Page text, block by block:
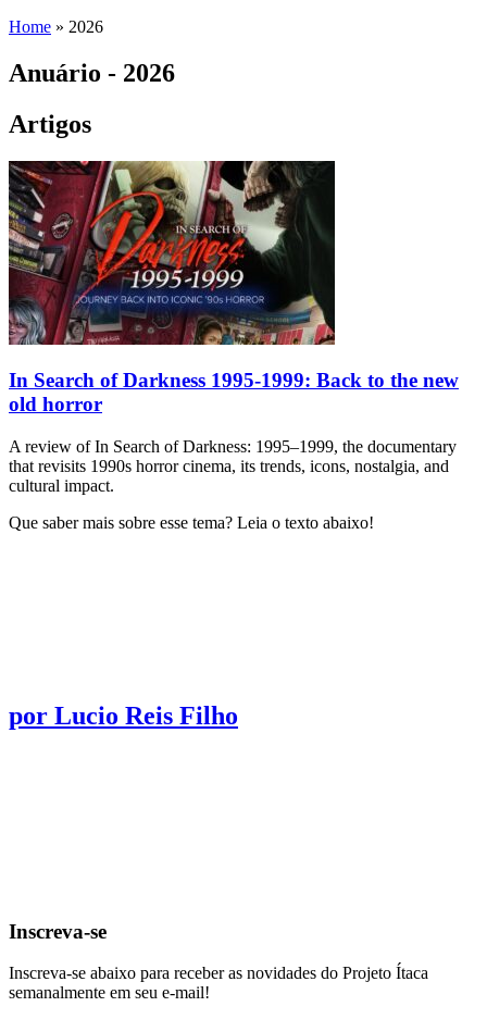
Home » 2026
Anuário - 2026
Artigos
In Search of Darkness 1995-1999: Back to the new
old horror
A review of In Search of Darkness: 1995–1999, the documentary
that revisits 1990s horror cinema, its trends, icons, nostalgia, and
cultural impact.
Que saber mais sobre esse tema? Leia o texto abaixo!
por Lucio Reis Filho
Inscreva-se
Inscreva-se abaixo para receber as novidades do Projeto Ítaca
semanalmente em seu e-mail!